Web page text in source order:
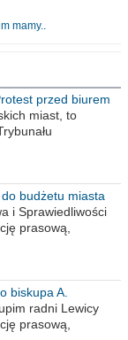
mamy..
przed biurem
miast, to
budżetu miasta
i Sprawiedliwości
prasową,
biskupa A.
radni Lewicy
prasową,